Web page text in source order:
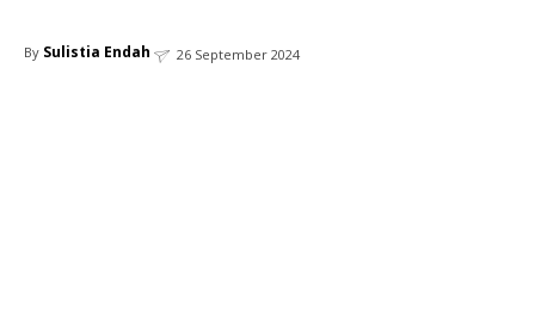
By Sulistia Endah 26 September 2024